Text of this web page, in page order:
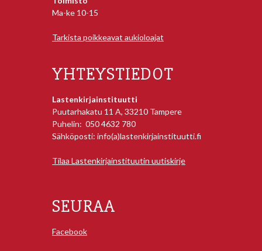
Ma-ke 10-15
Tarkista poikkeavat aukioloajat
YHTEYSTIEDOT
Lastenkirjainstituutti
Puutarhakatu 11 A, 33210 Tampere
Puhelin: 050 4632 780
Sähköposti: info(a)lastenkirjainstituutti.fi
Tilaa Lastenkirjainstituutin uutiskirje
SEURAA
Facebook